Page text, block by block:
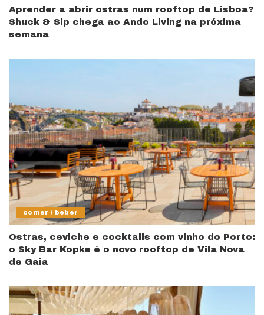
Aprender a abrir ostras num rooftop de Lisboa?
Shuck & Sip chega ao Ando Living na próxima
semana
comer \ beber
Ostras, ceviche e cocktails com vinho do Porto:
o Sky Bar Kopke é o novo rooftop de Vila Nova
de Gaia